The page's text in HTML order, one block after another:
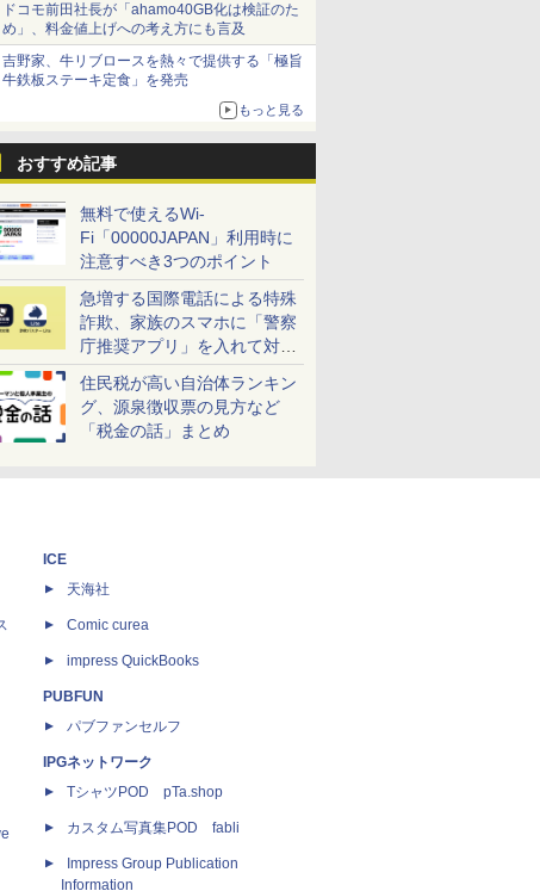
ドコモ前田社長が「ahamo40GB化は検証のた
め」、料金値上げへの考え方にも言及
吉野家、牛リブロースを熱々で提供する「極旨
牛鉄板ステーキ定食」を発売
もっと見る
おすすめ記事
無料で使えるWi-
Fi「00000JAPAN」利用時に
注意すべき3つのポイント
急増する国際電話による特殊
詐欺、家族のスマホに「警察
庁推奨アプリ」を入れて対策
しよう！
住民税が高い自治体ランキン
グ、源泉徴収票の見方など
「税金の話」まとめ
ICE
天海社
Comic curea
impress QuickBooks
PUBFUN
パブファンセルフ
IPGネットワーク
TシャツPOD pTa.shop
カスタム写真集POD fabli
Impress Group Publication
Information